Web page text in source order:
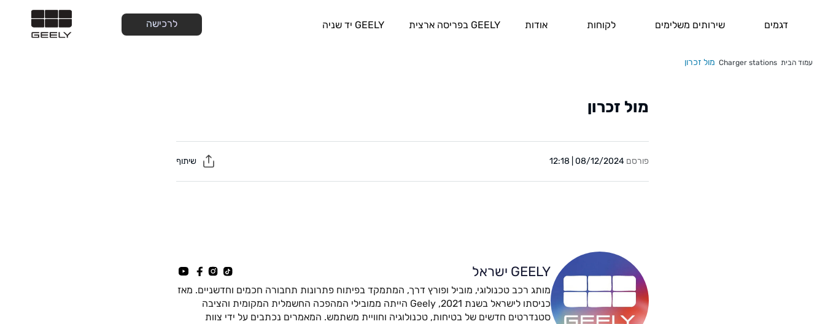
דגמים שירותים משלימים לקוחות אודות GEELY בפריסה ארצית GEELY יד שניה לרכישה
עמוד הבית Charger stations מול זכרון
מול זכרון
פורסם 08/12/2024 | 12:18
GEELY ישראל
מותג רכב טכנולוגי, מוביל ופורץ דרך, המתמקד בפיתוח פתרונות תחבורה חכמים וחדשניים. מאז
כניסתו לישראל בשנת 2021, Geely הייתה ממובילי המהפכה החשמלית המקומית והציבה
סטנדרטים חדשים של בטיחות, טכנולוגיה וחוויית משתמש. המאמרים נכתבים על ידי צוות